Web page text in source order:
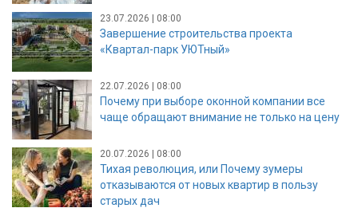
23.07.2026 | 08:00
Завершение строительства проекта
«Квартал-парк УЮТный»
22.07.2026 | 08:00
Почему при выборе оконной компании все
чаще обращают внимание не только на цену
20.07.2026 | 08:00
Тихая революция, или Почему зумеры
отказываются от новых квартир в пользу
старых дач